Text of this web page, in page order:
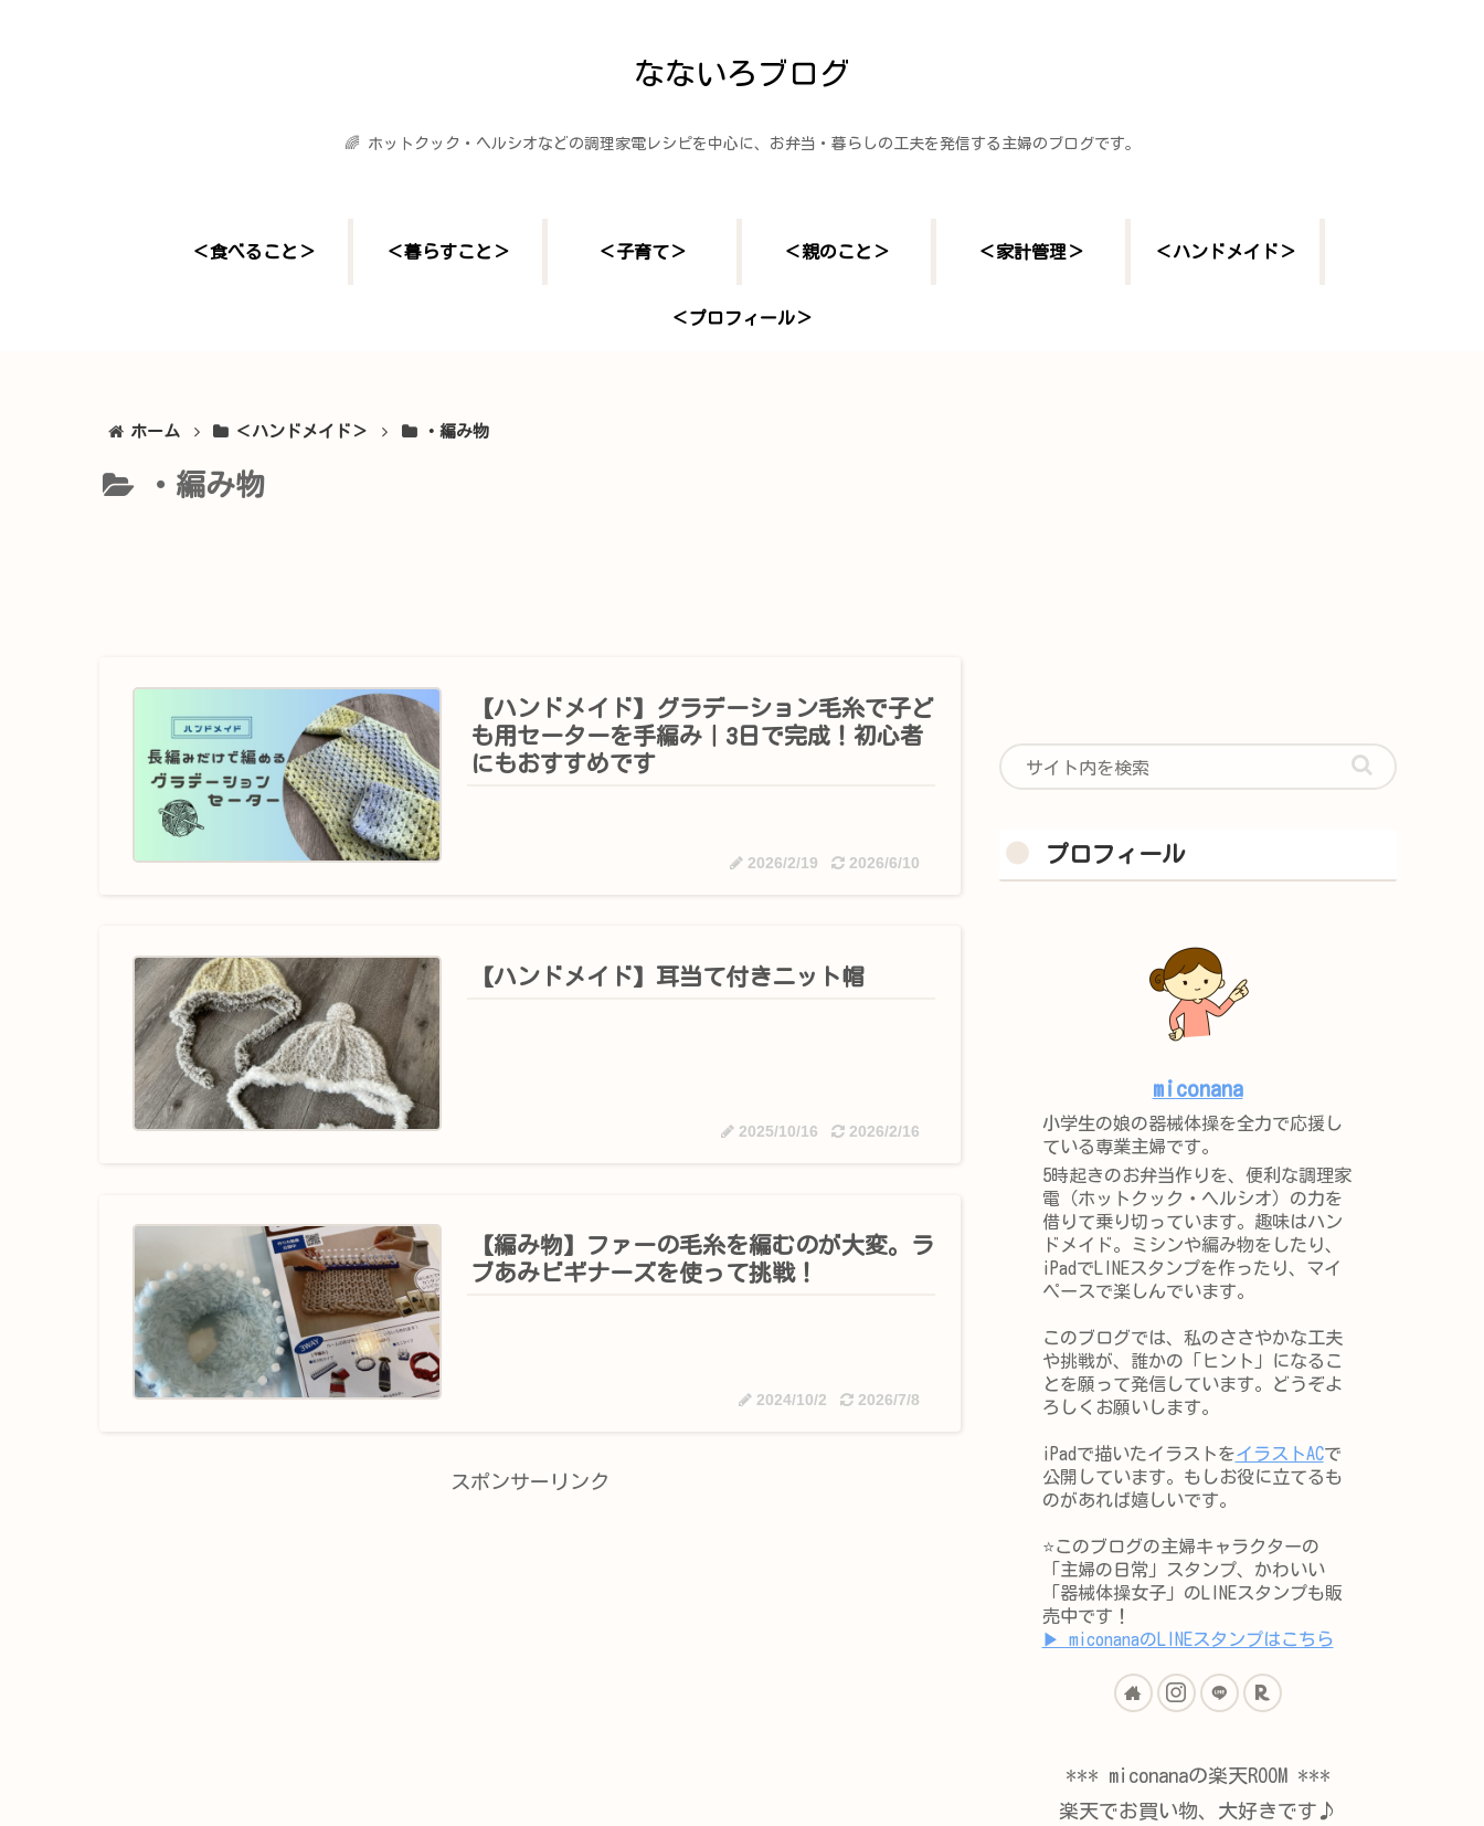
なないろブログ
🌈 ホットクック・ヘルシオなどの調理家電レシピを中心に、お弁当・暮らしの工夫を発信する主婦のブログです。
＜食べること＞ ＜暮らすこと＞ ＜子育て＞ ＜親のこと＞ ＜家計管理＞ ＜ハンドメイド＞
＜プロフィール＞
ホーム ＜ハンドメイド＞ ・編み物
・編み物
【ハンドメイド】グラデーション毛糸で子ど
も用セーターを手編み｜3日で完成！初心者
にもおすすめです
2026/2/19 2026/6/10
【ハンドメイド】耳当て付きニット帽
2025/10/16 2026/2/16
【編み物】ファーの毛糸を編むのが大変。ラ
ブあみビギナーズを使って挑戦！
2024/10/2 2026/7/8
スポンサーリンク
プロフィール
miconana
小学生の娘の器械体操を全力で応援し
ている専業主婦です。
5時起きのお弁当作りを、便利な調理家
電（ホットクック・ヘルシオ）の力を
借りて乗り切っています。趣味はハン
ドメイド。ミシンや編み物をしたり、
iPadでLINEスタンプを作ったり、マイ
ペースで楽しんでいます。
このブログでは、私のささやかな工夫
や挑戦が、誰かの「ヒント」になるこ
とを願って発信しています。どうぞよ
ろしくお願いします。
iPadで描いたイラストをイラストACで
公開しています。もしお役に立てるも
のがあれば嬉しいです。
⭐️このブログの主婦キャラクターの
「主婦の日常」スタンプ、かわいい
「器械体操女子」のLINEスタンプも販
売中です！
▶︎ miconanaのLINEスタンプはこちら
*** miconanaの楽天ROOM ***
楽天でお買い物、大好きです♪